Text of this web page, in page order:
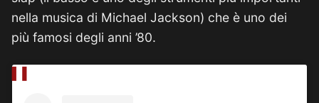
nella musica di Michael Jackson) che è uno dei
più famosi degli anni ’80.